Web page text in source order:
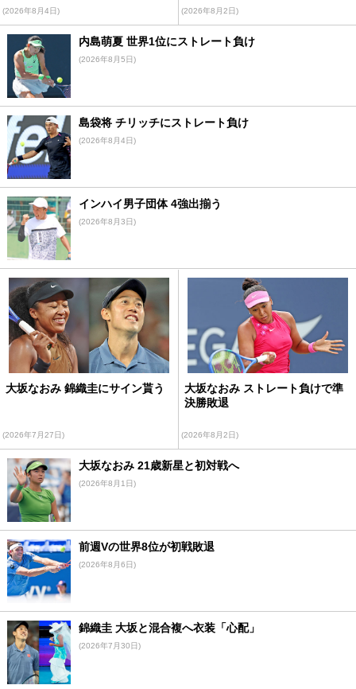
(2026年8月4日) (2026年8月2日)
内島萌夏 世界1位にストレート負け
(2026年8月5日)
島袋将 チリッチにストレート負け
(2026年8月4日)
インハイ男子団体 4強出揃う
(2026年8月3日)
大坂なおみ 錦織圭にサイン貰う
(2026年7月27日)
大坂なおみ ストレート負けで準
決勝敗退
(2026年8月2日)
大坂なおみ 21歳新星と初対戦へ
(2026年8月1日)
前週Vの世界8位が初戦敗退
(2026年8月6日)
錦織圭 大坂と混合複へ衣装「心配」
(2026年7月30日)